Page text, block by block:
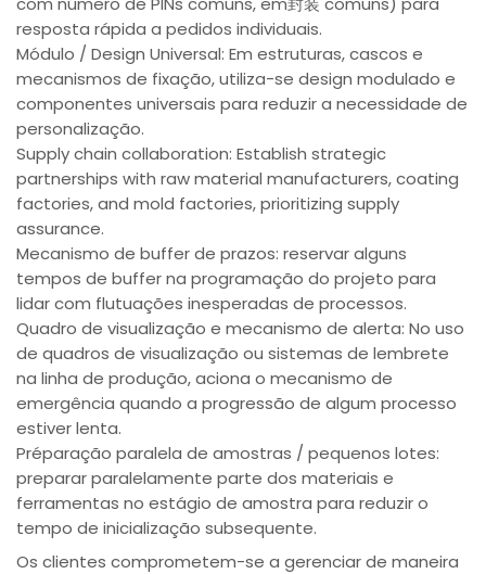
resposta rápida a pedidos individuais.
Módulo / Design Universal: Em estruturas, cascos e
mecanismos de fixação, utiliza-se design modulado e
componentes universais para reduzir a necessidade de
personalização.
Supply chain collaboration: Establish strategic
partnerships with raw material manufacturers, coating
factories, and mold factories, prioritizing supply
assurance.
Mecanismo de buffer de prazos: reservar alguns
tempos de buffer na programação do projeto para
lidar com flutuações inesperadas de processos.
Quadro de visualização e mecanismo de alerta: No uso
de quadros de visualização ou sistemas de lembrete
na linha de produção, aciona o mecanismo de
emergência quando a progressão de algum processo
estiver lenta.
Préparação paralela de amostras / pequenos lotes:
preparar paralelamente parte dos materiais e
ferramentas no estágio de amostra para reduzir o
tempo de inicialização subsequente.
Os clientes comprometem-se a gerenciar de maneira